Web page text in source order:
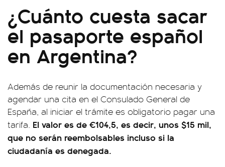
¿Cuánto cuesta sacar
el pasaporte español
en Argentina?
Además de reunir la documentación necesaria y
agendar una cita en el Consulado General de
España, al iniciar el trámite es obligatorio pagar una
tarifa. El valor es de €104,5, es decir, unos $15 mil,
que no serán reembolsables incluso si la
ciudadanía es denegada.